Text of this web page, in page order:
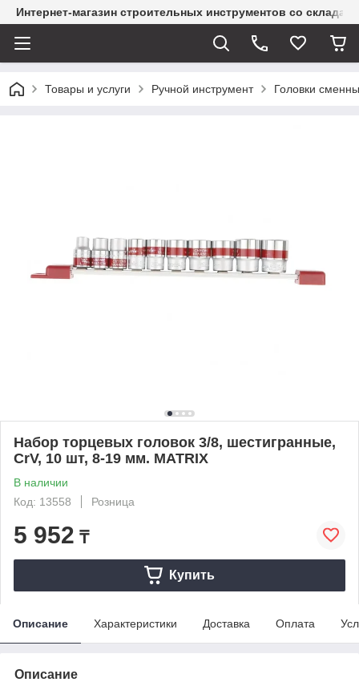
Интернет-магазин строительных инструментов со склада
Товары и услуги Ручной инструмент Головки
Набор торцевых головок 3/8, шестигранные,
CrV, 10 шт, 8-19 мм. MATRIX
В наличии
Код: 13558
Розница
5 952 ₸
Купить
Описание Характеристики Доставка Оплата
Описание